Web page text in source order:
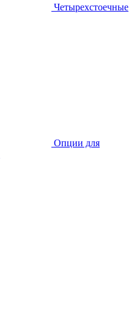
Четырехстоечные
Опции для